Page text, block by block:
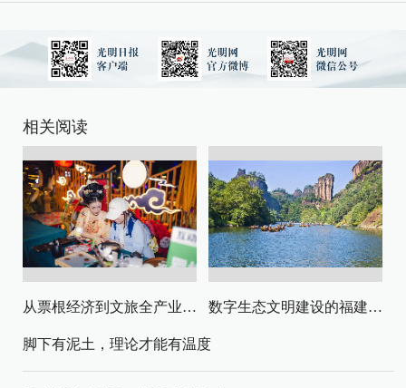
相关阅读
从票根经济到文旅全产业链升级 数字生态文明建设的福建路径与启示
脚下有泥土，理论才能有温度